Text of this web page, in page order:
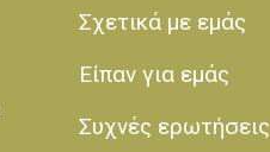
Σχετικά με εμάς
Είπαν για εμάς
Συχνές ερωτήσεις